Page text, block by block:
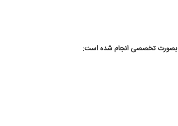
بصورت تخصصی انجام شده است: